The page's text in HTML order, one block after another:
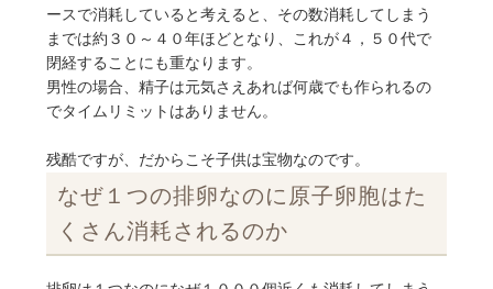
ースで消耗していると考えると、その数消耗してしまう
までは約３０～４０年ほどとなり、これが４，５０代で
閉経することにも重なります。
男性の場合、精子は元気さえあれば何歳でも作られるの
でタイムリミットはありません。
残酷ですが、だからこそ子供は宝物なのです。
なぜ１つの排卵なのに原子卵胞はた
くさん消耗されるのか